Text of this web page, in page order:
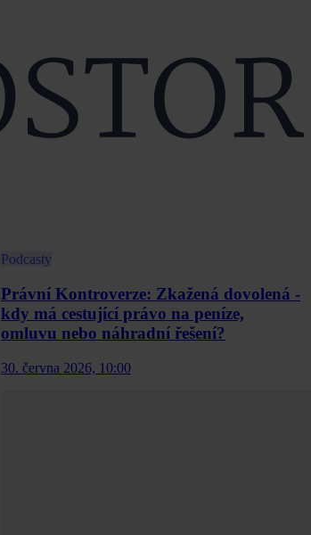
Podcasty
Právní Kontroverze: Zkažená dovolená -
kdy má cestující právo na peníze,
omluvu nebo náhradní řešení?
30. června 2026, 10:00